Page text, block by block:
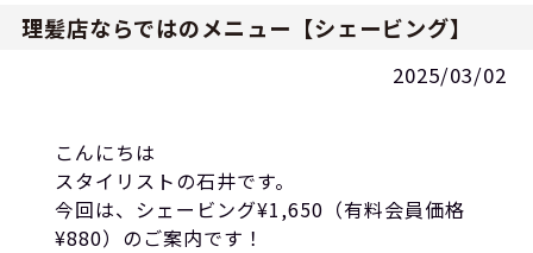
理髪店ならではのメニュー【シェービング】
2025/03/02
こんにちは
スタイリストの石井です。
今回は、シェービング¥1,650（有料会員価格
¥880）のご案内です！